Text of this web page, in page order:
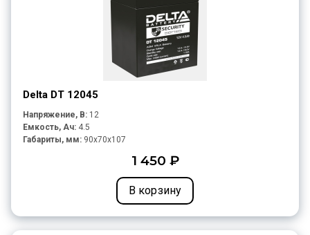
Delta DT 12045
Напряжение, В: 12
Емкость, Ач: 4.5
Габариты, мм: 90x70x107
1 450 ₽
В корзину